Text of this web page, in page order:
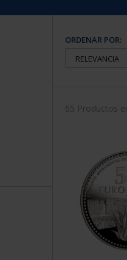
ORDENAR POR:
65 Productos